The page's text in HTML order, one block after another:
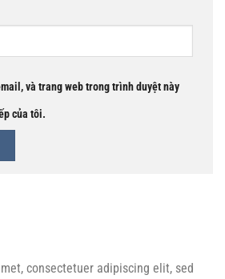
và trang web trong trình duyệt này
của tôi.
consectetuer adipiscing elit, sed